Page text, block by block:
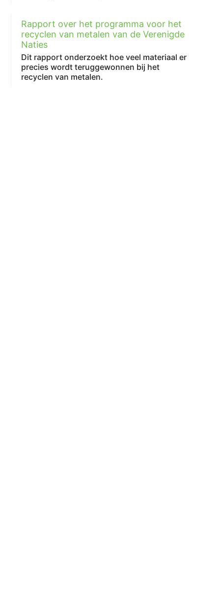
Rapport over het programma voor het
recyclen van metalen van de Verenigde
Naties
Dit rapport onderzoekt hoe veel materiaal er
precies wordt teruggewonnen bij het
recyclen van metalen.